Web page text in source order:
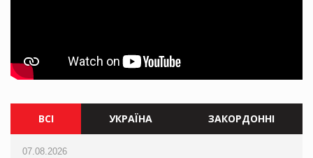
ВСІ УКРАЇНА ЗАКОРДОННІ
07.08.2026
07.08.2026
07.08.2026